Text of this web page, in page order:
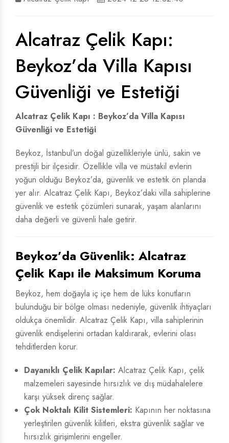
VILLA KAPISI
VILLA KAPISI
Alcatraz Çelik Kapı:
Beykoz’da Villa Kapısı
Güvenliği ve Estetiği
Alcatraz Çelik Kapı : Beykoz’da Villa Kapısı
Güvenliği ve Estetiği
Beykoz, İstanbul’un doğal güzellikleriyle ünlü, sakin ve
prestijli bir ilçesidir. Özellikle villa ve müstakil evlerin
yoğun olduğu Beykoz’da, güvenlik ve estetik ön planda
yer alır. Alcatraz Çelik Kapı, Beykoz’daki villa sahiplerine
güvenlik ve estetik çözümleri sunarak, yaşam alanlarını
daha değerli ve güvenli hale getirir.
Beykoz’da Güvenlik: Alcatraz
Çelik Kapı ile Maksimum Koruma
Beykoz, hem doğayla iç içe hem de lüks konutların
bulunduğu bir bölge olması nedeniyle, güvenlik ihtiyaçları
oldukça önemlidir. Alcatraz Çelik Kapı, villa sahiplerinin
güvenlik endişelerini ortadan kaldırarak, evlerini olası
tehditlerden korur.
Dayanıklı Çelik Kapılar: Alcatraz Çelik Kapı, çelik
malzemeleri sayesinde hırsızlık ve dış müdahalelere
karşı yüksek direnç sağlar.
Çok Noktalı Kilit Sistemleri: Kapının her noktasına
yerleştirilen güvenlik kilitleri, ekstra güvenlik sağlar ve
hırsızlık girişimlerini engeller.